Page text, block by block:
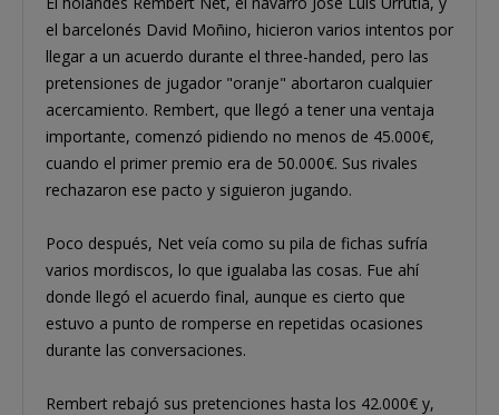
el barcelonés David Moñino, hicieron varios intentos por
llegar a un acuerdo durante el three-handed, pero las
pretensiones de jugador "oranje" abortaron cualquier
acercamiento. Rembert, que llegó a tener una ventaja
importante, comenzó pidiendo no menos de 45.000€,
cuando el primer premio era de 50.000€. Sus rivales
rechazaron ese pacto y siguieron jugando.
Poco después, Net veía como su pila de fichas sufría
varios mordiscos, lo que igualaba las cosas. Fue ahí
donde llegó el acuerdo final, aunque es cierto que
estuvo a punto de romperse en repetidas ocasiones
durante las conversaciones.
Rembert rebajó sus pretenciones hasta los 42.000€ y,